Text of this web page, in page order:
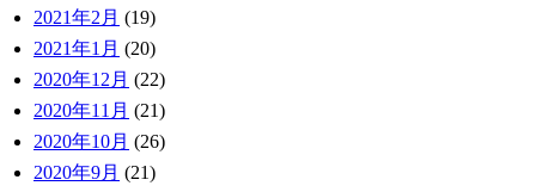
2021年2月 (19)
2021年1月 (20)
2020年12月 (22)
2020年11月 (21)
2020年10月 (26)
2020年9月 (21)